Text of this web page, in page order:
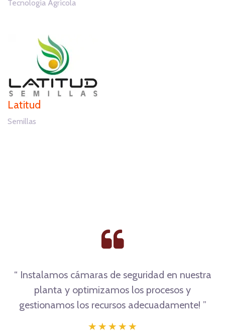
Tecnología Agrícola
Latitud
Semillas
“ Desde que tenemos nuestra flota de vehículos
con el sistema de GPS de Digilarm sabemos
ciertamente donde está cada vehículo y la
velocidad que se desplaza! ”